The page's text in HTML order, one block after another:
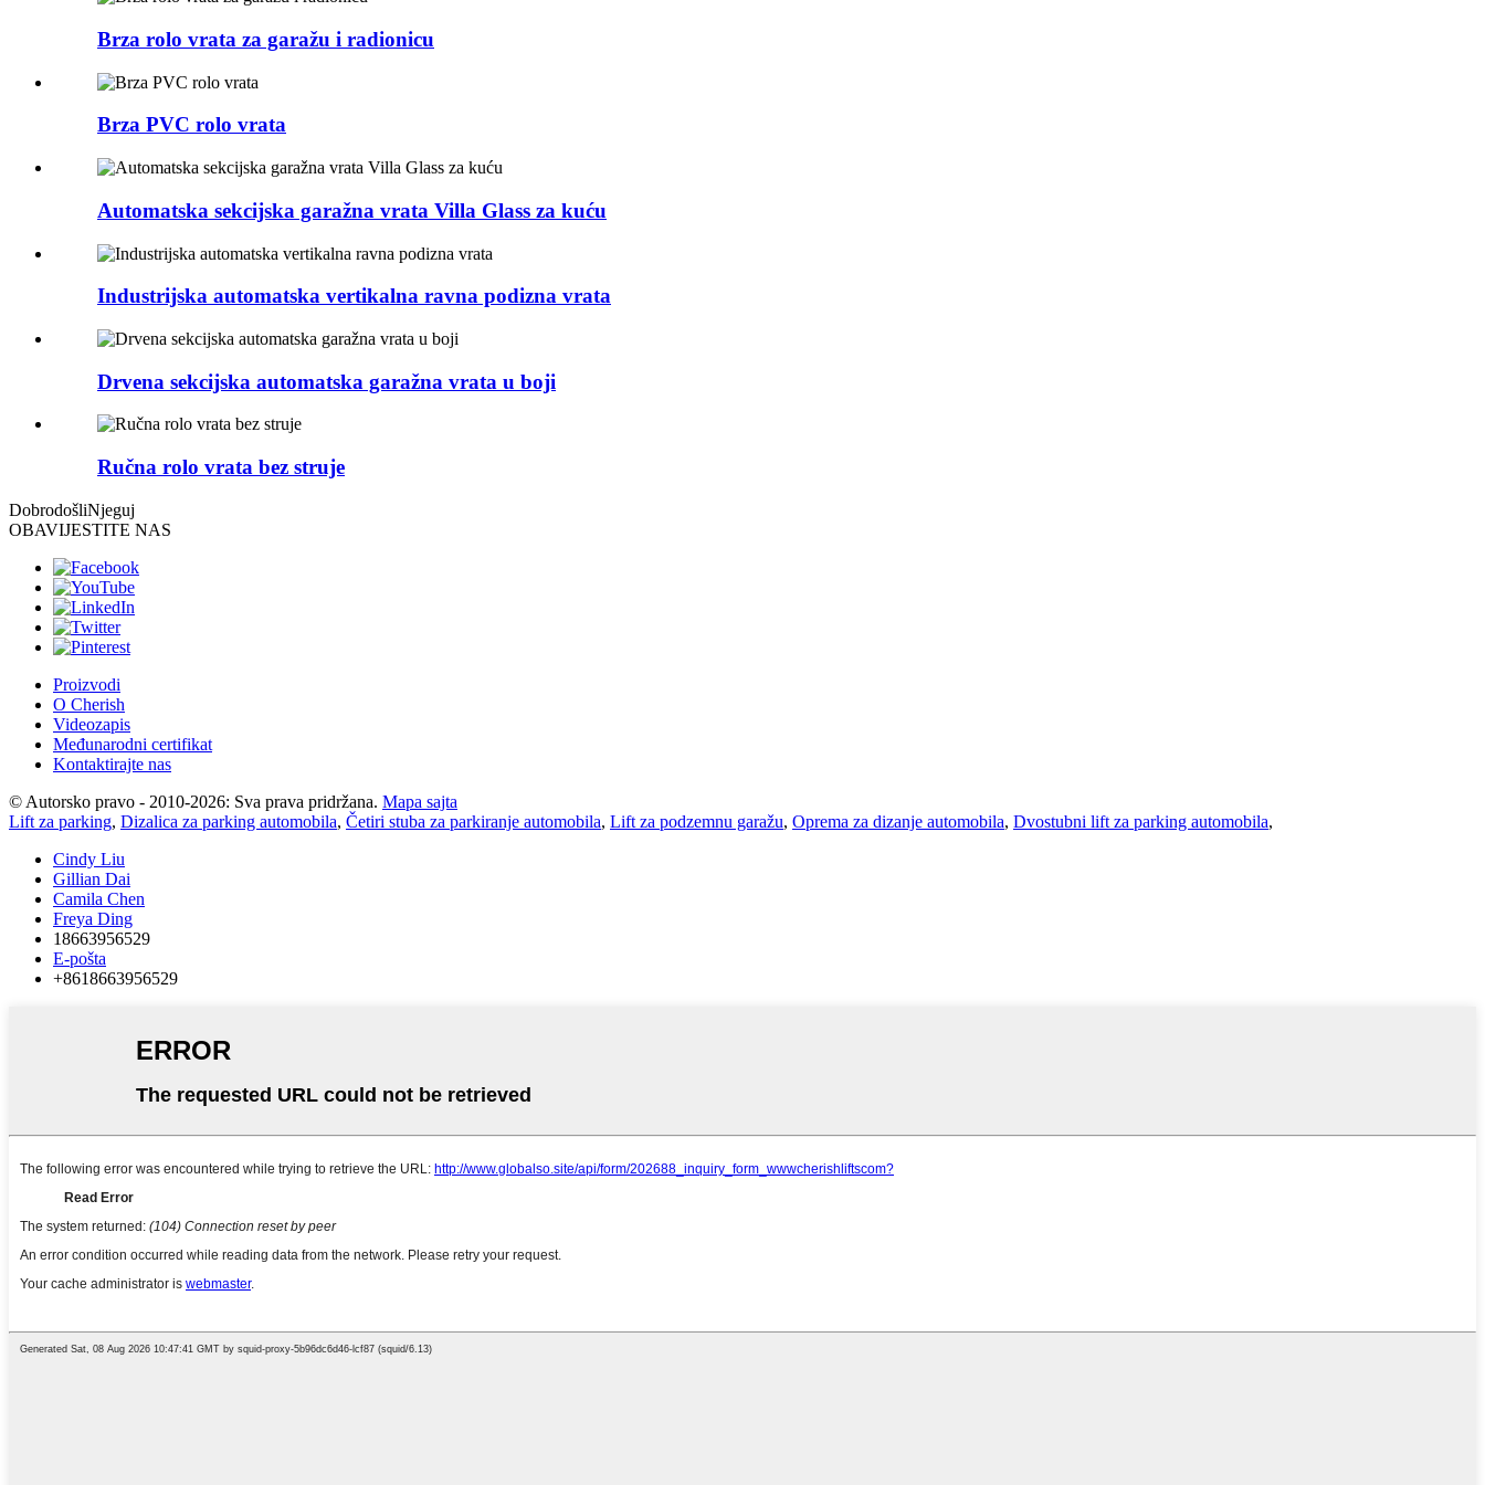
Brza rolo vrata za garažu i radionicu
Brza PVC rolo vrata
Automatska sekcijska garažna vrata Villa Glass za kuću
Industrijska automatska vertikalna ravna podizna vrata
Drvena sekcijska automatska garažna vrata u boji
Ručna rolo vrata bez struje
DobrodošliNjeguj
OBAVIJESTITE NAS
Proizvodi
O Cherish
Videozapis
Međunarodni certifikat
Kontaktirajte nas
© Autorsko pravo - 2010-2026: Sva prava pridržana. Mapa sajta
Lift za parking, Dizalica za parking automobila, Četiri stuba za parkiranje automobila, Lift za podzemnu garažu, Oprema za dizanje automobila, Dvostubni lift za parking automobila,
Cindy Liu
Gillian Dai
Camila Chen
Freya Ding
18663956529
E-pošta
+8618663956529